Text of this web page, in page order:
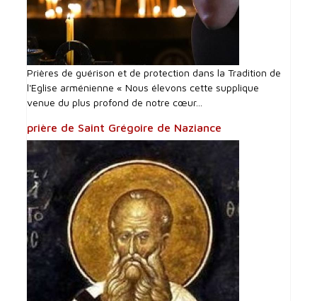
Prières de guérison et de protection dans la Tradition de
l'Eglise arménienne « Nous élevons cette supplique
venue du plus profond de notre cœur...
prière de Saint Grégoire de Naziance